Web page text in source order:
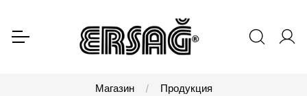
Магазин
Продукция